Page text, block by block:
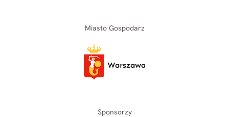
Miasto Gospodarz
Sponsorzy